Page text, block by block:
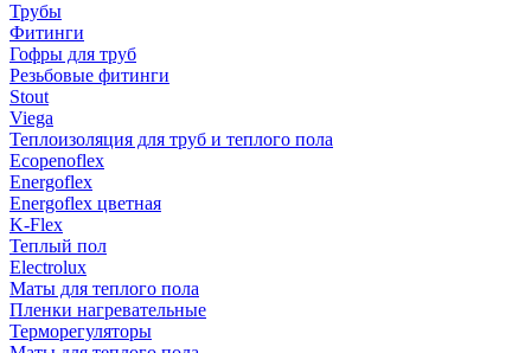
Трубы
Фитинги
Гофры для труб
Резьбовые фитинги
Stout
Viega
Теплоизоляция для труб и теплого пола
Ecopenoflex
Energoflex
Energoflex цветная
K-Flex
Теплый пол
Electrolux
Маты для теплого пола
Пленки нагревательные
Терморегуляторы